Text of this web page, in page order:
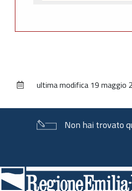
documentoultima modifica 19 maggio
Non hai trovato
di
pagina